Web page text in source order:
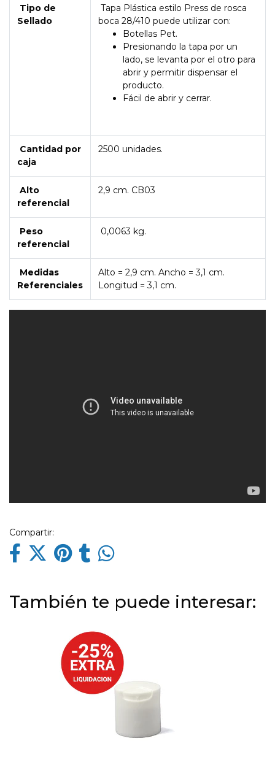
Tipo de
Sellado
Tapa Plástica estilo Press de rosca
boca 28/410 puede utilizar con:
Botellas Pet.
Presionando la tapa por un
lado, se levanta por el otro para
abrir y permitir dispensar el
producto.
Fácil de abrir y cerrar.
Cantidad por
caja
2500 unidades.
Alto
referencial
2,9 cm. CB03
Peso
referencial
0,0063 kg.
Medidas
Referenciales
Alto = 2,9 cm. Ancho = 3,1 cm.
Longitud = 3,1 cm.
Compartir:
También te puede interesar: